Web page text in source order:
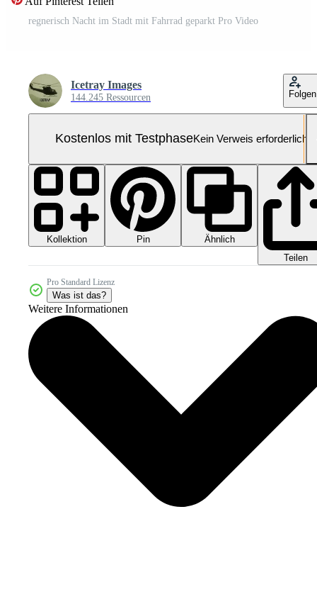
regnerisch Nacht im Stadt mit Fahrrad geparkt Pro Video
Icetray Images
144.245 Ressourcen Folgen
Kostenlos mit TestphaseKein Verweis erforderlich
Kollektion Pin
Ähnlich
Teilen
Pro Standard Lizenz
Was ist das?
Weitere Informationen